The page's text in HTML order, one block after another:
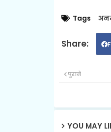
Tags
पुराने
YOU MAY